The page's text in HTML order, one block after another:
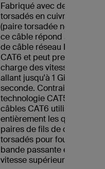
Fabriqué avec des fils
torsadés en cuivre UTP
(paire torsadée non blindée),
ce câble répond à la norme
de câble réseau Ethernet
CAT6 et peut prendre en
charge des vitesses Ethernet
allant jusqu'à 1 Gigabit par
seconde. Contrairement à la
technologie CAT5, les
câbles CAT6 utilisent
entièrement les quatre
paires de fils de cuivre
torsadés pour fournir une
bande passante et une
vitesse supérieures.